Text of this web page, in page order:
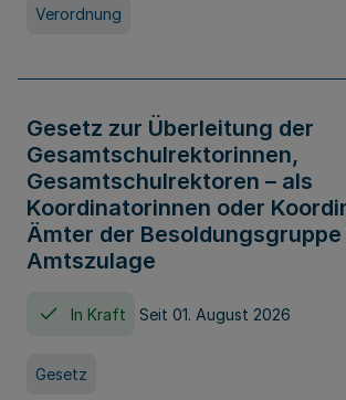
Verordnung
Gesetz zur Überleitung der
Gesamtschulrektorinnen,
Gesamtschulrektoren – als
Koordinatorinnen oder
Ämter der Besoldungsgruppe
Amtszulage
In Kraft Seit 01. August 2026
Gesetz